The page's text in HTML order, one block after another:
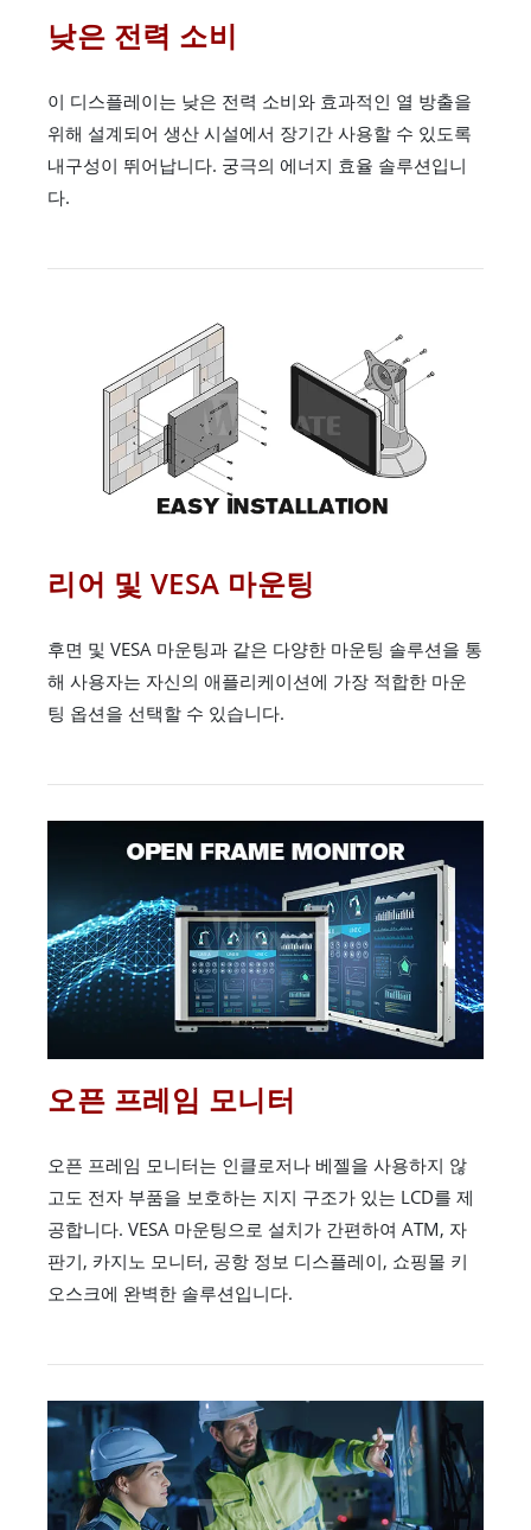
낮은 전력 소비
이 디스플레이는 낮은 전력 소비와 효과적인 열 방출을
위해 설계되어 생산 시설에서 장기간 사용할 수 있도록
내구성이 뛰어납니다. 궁극의 에너지 효율 솔루션입니
다.
리어 및 VESA 마운팅
후면 및 VESA 마운팅과 같은 다양한 마운팅 솔루션을 통
해 사용자는 자신의 애플리케이션에 가장 적합한 마운
팅 옵션을 선택할 수 있습니다.
오픈 프레임 모니터
오픈 프레임 모니터는 인클로저나 베젤을 사용하지 않
고도 전자 부품을 보호하는 지지 구조가 있는 LCD를 제
공합니다. VESA 마운팅으로 설치가 간편하여 ATM, 자
판기, 카지노 모니터, 공항 정보 디스플레이, 쇼핑몰 키
오스크에 완벽한 솔루션입니다.